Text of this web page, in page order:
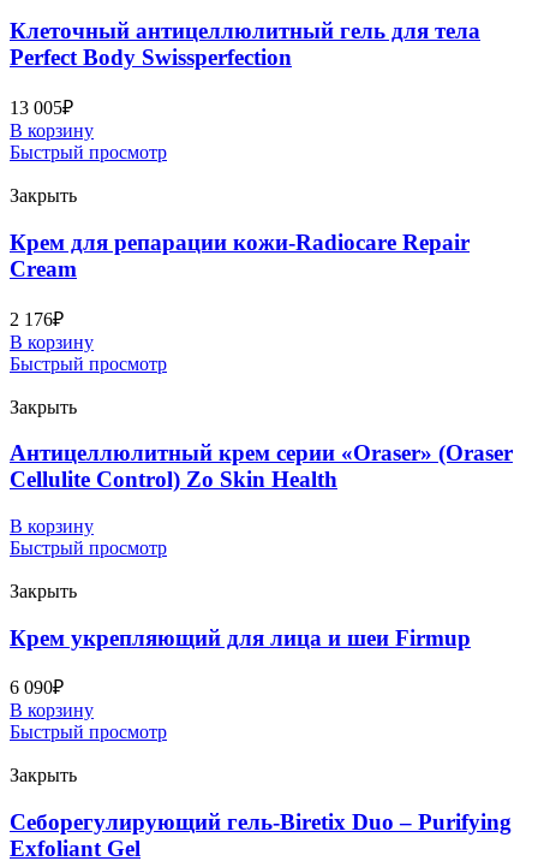
Клеточный антицеллюлитный гель для тела
Perfect Body Swissperfection
13 005₽
В корзину
Быстрый просмотр
Закрыть
Крем для репарации кожи-Radiocare Repair
Cream
2 176₽
В корзину
Быстрый просмотр
Закрыть
Антицеллюлитный крем серии «Oraser» (Oraser
Cellulite Control) Zo Skin Health
В корзину
Быстрый просмотр
Закрыть
Крем укрепляющий для лица и шеи Firmup
6 090₽
В корзину
Быстрый просмотр
Закрыть
Себорегулирующий гель-Biretix Duo – Purifying
Exfoliant Gel